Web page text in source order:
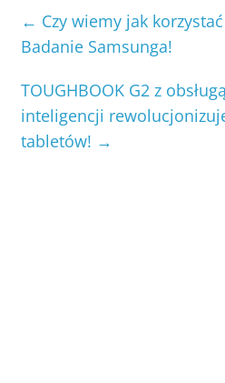
← Czy wiemy jak
Badanie Samsunga!
TOUGHBOOK G2 z
inteligencji
tabletów! →